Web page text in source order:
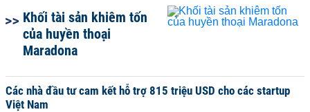
Khối tài sản khiêm tốn
của huyền thoại
Maradona
Các nhà đầu tư cam kết hỗ trợ 815 triệu USD cho các startup
Việt Nam